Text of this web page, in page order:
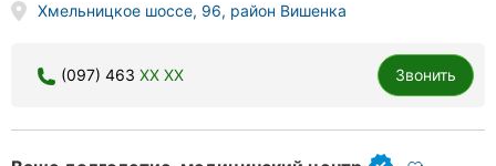
Хмельницкое шоссе, 96, район Вишенка
(097) 463 XX XX Звонить